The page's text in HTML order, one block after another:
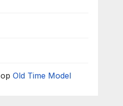
opOld Time Model